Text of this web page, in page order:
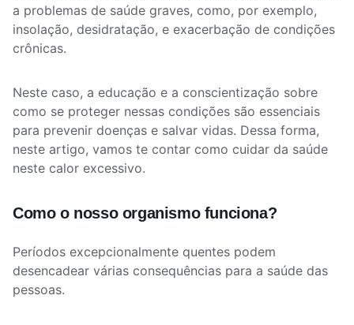
a problemas de saúde graves, como, por exemplo,
insolação, desidratação, e exacerbação de condições
crônicas.
Neste caso, a educação e a conscientização sobre
como se proteger nessas condições são essenciais
para prevenir doenças e salvar vidas. Dessa forma,
neste artigo, vamos te contar como cuidar da saúde
neste calor excessivo.
Como o nosso organismo funciona?
Períodos excepcionalmente quentes podem
desencadear várias consequências para a saúde das
pessoas.